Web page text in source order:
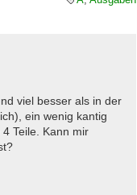
viel besser als in der
ein wenig kantig
Teile. Kann mir